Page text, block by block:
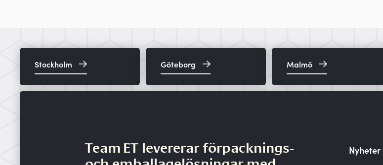
Stockholm Göteborg Malmö
Team ET levererar förpacknings‑
Nyheter